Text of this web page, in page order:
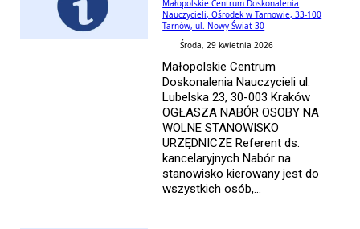
Małopolskie Centrum Doskonalenia
Nauczycieli, Ośrodek w Tarnowie, 33-100
Tarnów, ul. Nowy Świat 30
Środa, 29 kwietnia 2026
Małopolskie Centrum
Doskonalenia Nauczycieli ul.
Lubelska 23, 30-003 Kraków
OGŁASZA NABÓR OSOBY NA
WOLNE STANOWISKO
URZĘDNICZE Referent ds.
kancelaryjnych Nabór na
stanowisko kierowany jest do
wszystkich osób,...